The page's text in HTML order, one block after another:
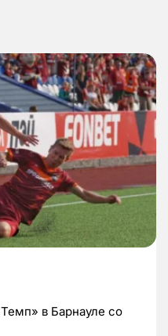
в Барнауле со